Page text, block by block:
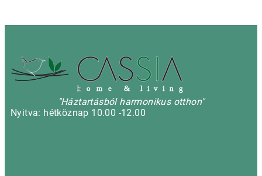
h o m e & l i v i n g
"Háztartásból harmonikus otthon"
Nyitva: hétköznap 10.00 -12.00